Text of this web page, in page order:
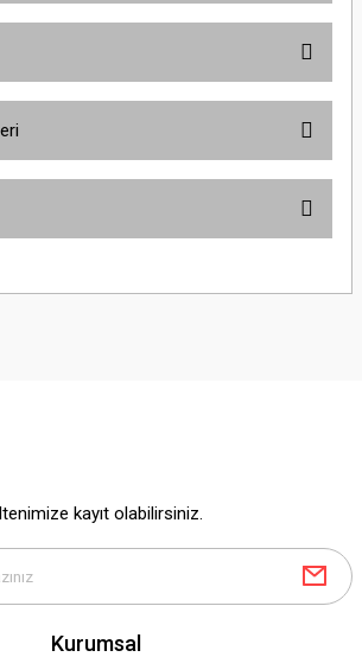
öneri formunu kullanarak tarafımıza
alternatifler olmalı.
kayıt olabilirsiniz.
Kurumsal